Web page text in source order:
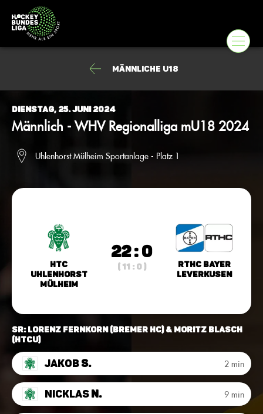
männliche U18
Dienstag, 25. Juni 2024
Männlich - WHV Regionalliga mU18 2024
Uhlenhorst Mülheim Sportanlage - Platz 1
HTC
Uhlenhorst
Mülheim
22 : 0
( 11 : 0 )
RTHC Bayer
Leverkusen
SR: Lorenz Fernkorn (Bremer HC) & Moritz Blasch
(HTCU)
JakobS. 2 min
NicklasN. 9 min